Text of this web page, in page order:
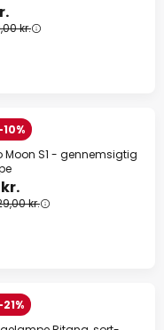
kr.
Moon S1 - gennemsigtig
kr.